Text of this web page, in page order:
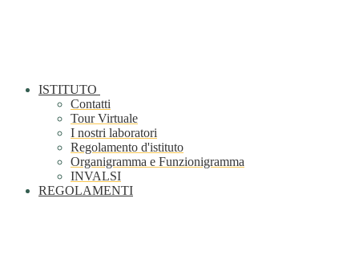
ISTITUTO
Contatti
Tour Virtuale
I nostri laboratori
Regolamento d'istituto
Organigramma e Funzionigramma
INVALSI
REGOLAMENTI